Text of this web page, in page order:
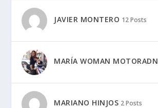
JAVIER MONTERO 12 Posts
MARÍA WOMAN MOTORADN
MARIANO HINJOS 2 Posts